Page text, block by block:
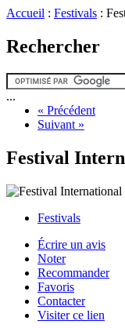
Accueil : Festivals :
Rechercher
...
« Précédent
Suivant »
Festival
Festivals
Écrire un avis
Noter
Recommander
Favoris
Contacter
Visiter ce lien